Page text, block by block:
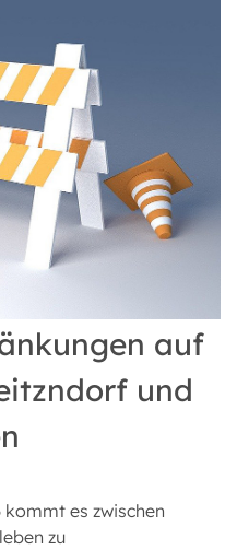
auf
und
kommt es zwischen
zu